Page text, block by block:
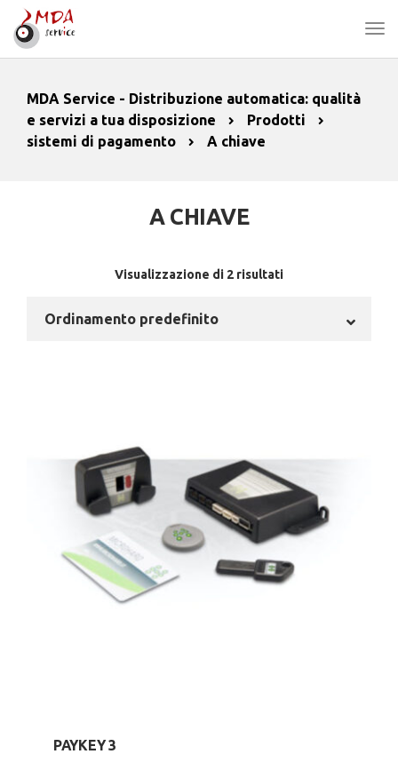
MDA Service - Distribuzione automatica: qualità
e servizi a tua disposizione
Prodotti
sistemi di pagamento
A chiave
A CHIAVE
Visualizzazione di 2 risultati
PAYKEY 3